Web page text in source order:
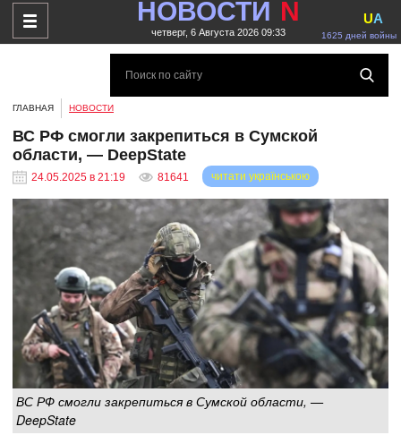
НОВОСТИ N
четверг, 6 Августа 2026 09:33 1625 дней войны
UA
ГЛАВНАЯ НОВОСТИ
ВС РФ смогли закрепиться в Сумской
области, — DeepState
24.05.2025 в 21:19 81641 читати українською
ВС РФ смогли закрепиться в Сумской области, —
DeepState